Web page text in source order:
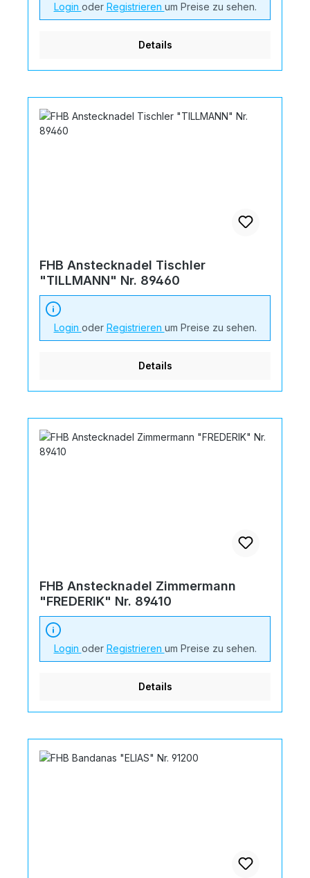
Login oder Registrieren um Preise zu sehen.
Details
FHB Anstecknadel Tischler
"TILLMANN" Nr. 89460
Login oder Registrieren um Preise zu sehen.
Details
FHB Anstecknadel Zimmermann
"FREDERIK" Nr. 89410
Login oder Registrieren um Preise zu sehen.
Details